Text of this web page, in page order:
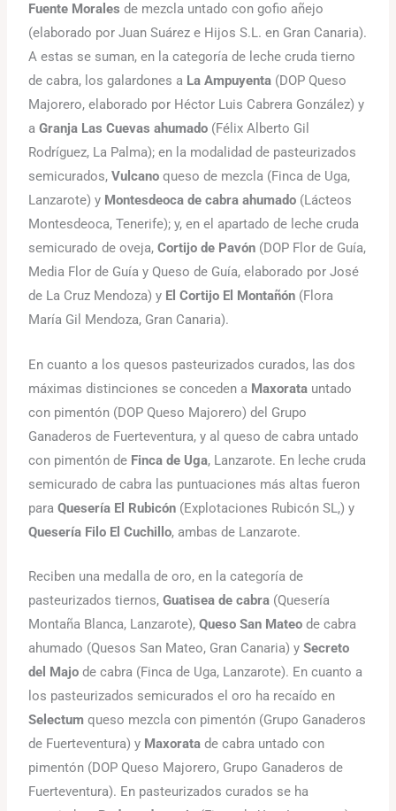
Fuente Morales de mezcla untado con gofio añejo
(elaborado por Juan Suárez e Hijos S.L. en Gran Canaria).
A estas se suman, en la categoría de leche cruda tierno
de cabra, los galardones a La Ampuyenta (DOP Queso
Majorero, elaborado por Héctor Luis Cabrera González) y
aGranja Las Cuevas ahumado (Félix Alberto Gil
Rodríguez, La Palma); en la modalidad de pasteurizados
semicurados,Vulcano queso de mezcla (Finca de Uga,
Lanzarote) y Montesdeoca de cabra ahumado (Lácteos
Montesdeoca, Tenerife); y, en el apartado de leche cruda
semicurado de oveja,Cortijo de Pavón (DOP Flor de Guía,
Media Flor de Guía y Queso de Guía, elaborado por José
de La Cruz Mendoza) y El Cortijo El Montañón (Flora
María Gil Mendoza, Gran Canaria).
En cuanto a los quesos pasteurizados curados, las dos
máximas distinciones se conceden a Maxorata untado
con pimentón (DOP Queso Majorero) del Grupo
Ganaderos de Fuerteventura, y al queso de cabra untado
con pimentón de Finca de Uga, Lanzarote. En leche cruda
semicurado de cabra las puntuaciones más altas fueron
paraQuesería El Rubicón (Explotaciones Rubicón SL,) y
Quesería Filo El Cuchillo, ambas de Lanzarote.
Reciben una medalla de oro, en la categoría de
pasteurizados tiernos,Guatisea de cabra (Quesería
Montaña Blanca, Lanzarote),Queso San Mateo de cabra
ahumado (Quesos San Mateo, Gran Canaria) ySecreto
del Majo de cabra (Finca de Uga, Lanzarote). En cuanto a
los pasteurizados semicurados el oro ha recaído en
Selectum queso mezcla con pimentón (Grupo Ganaderos
de Fuerteventura) y Maxorata de cabra untado con
pimentón (DOP Queso Majorero, Grupo Ganaderos de
Fuerteventura). En pasteurizados curados se ha